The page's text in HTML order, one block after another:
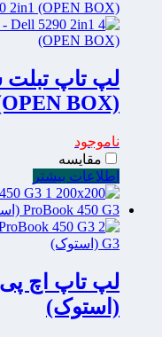
BOX)
ناموجود
مقایسه
اطلاعات بیشتر
(استوک)